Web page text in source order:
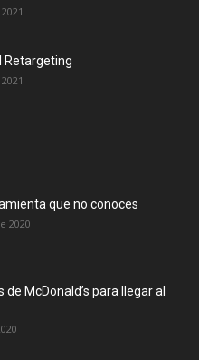
Retargeting
que no conoces
2020
McDonald’s para llegar al